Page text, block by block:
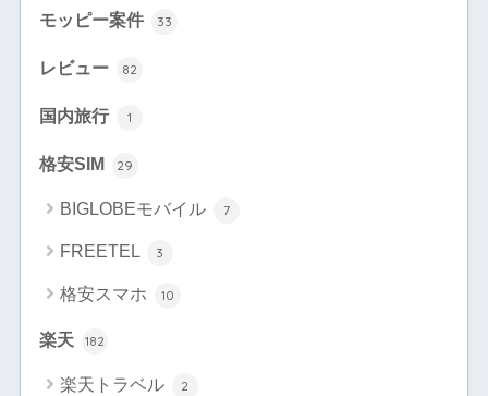
モッピー案件 33
レビュー 82
国内旅行 1
格安SIM 29
BIGLOBEモバイル 7
FREETEL 3
格安スマホ 10
楽天 182
楽天トラベル 2